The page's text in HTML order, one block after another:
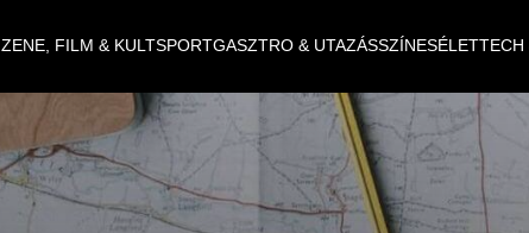
ZENE, FILM & KULTSPORTGASZTRO & UTAZÁSSZÍNESÉLETTECH